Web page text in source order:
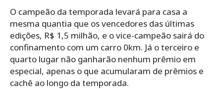
O campeão da temporada levará para casa a
mesma quantia que os vencedores das últimas
edições, R$ 1,5 milhão, e o vice-campeão sairá do
confinamento com um carro 0km. Já o terceiro e
quarto lugar não ganharão nenhum prêmio em
especial, apenas o que acumularam de prêmios e
cachê ao longo da temporada.